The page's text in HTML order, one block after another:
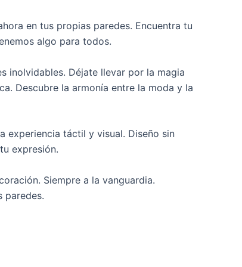
en tus propias paredes. Encuentra tu
algo para todos.
inolvidables. Déjate llevar por la magia
Descubre la armonía entre la moda y la
experiencia táctil y visual. Diseño sin
expresión.
Siempre a la vanguardia.
paredes.